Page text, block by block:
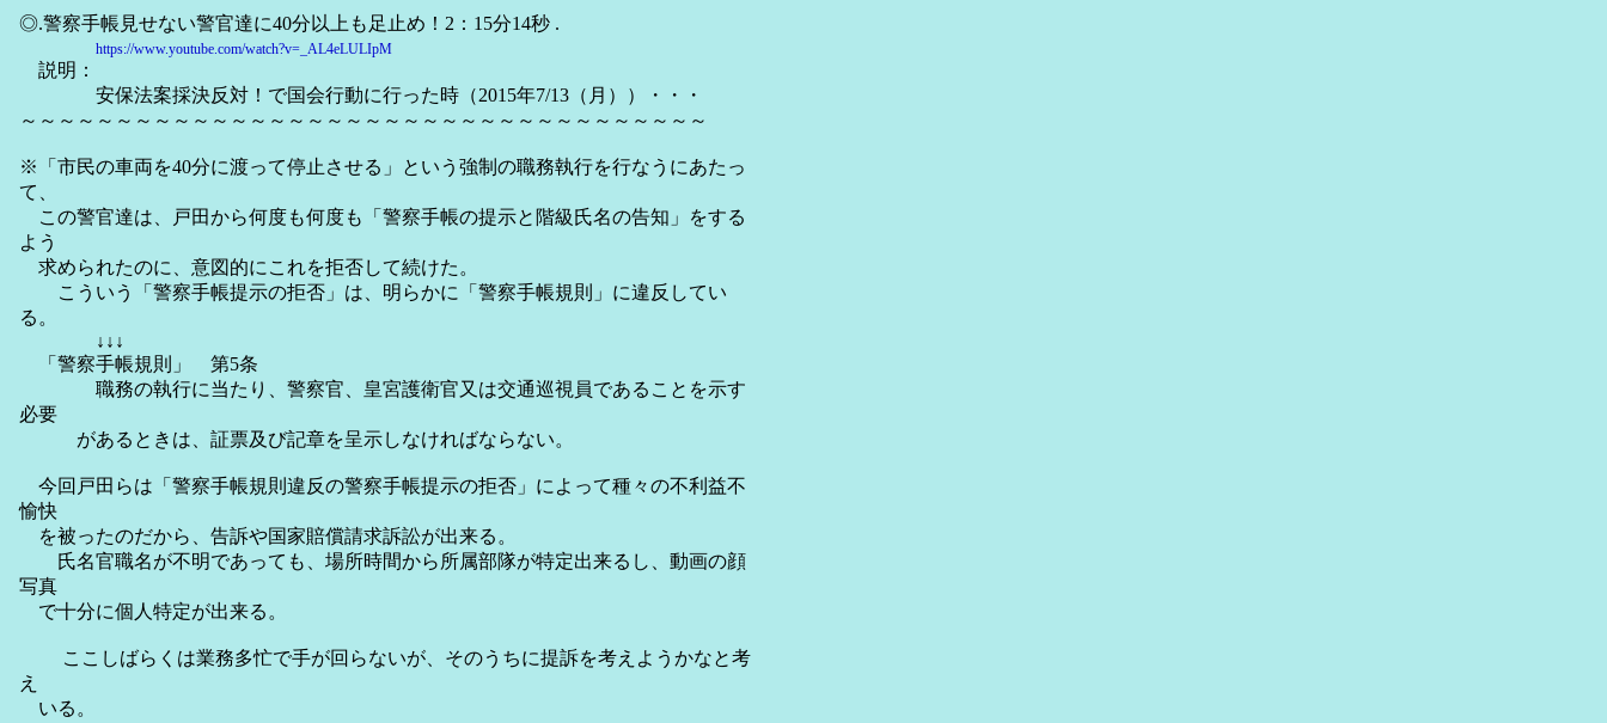
◎.警察手帳見せない警官達に40分以上も足止め！2：15分14秒 .
https://www.youtube.com/watch?v=_AL4eLULIpM
説明：
安保法案採決反対！で国会行動に行った時（2015年7/13（月））・・・
～～～～～～～～～～～～～～～～～～～～～～～～～～～～～～～～～～～～
※「市民の車両を40分に渡って停止させる」という強制の職務執行を行なうにあたっ
て、
この警官達は、戸田から何度も何度も「警察手帳の提示と階級氏名の告知」をする
よう
求められたのに、意図的にこれを拒否して続けた。
こういう「警察手帳提示の拒否」は、明らかに「警察手帳規則」に違反してい
る。
↓↓↓
「警察手帳規則」 第5条
職務の執行に当たり、警察官、皇宮護衛官又は交通巡視員であることを示す
必要
があるときは、証票及び記章を呈示しなければならない。
今回戸田らは「警察手帳規則違反の警察手帳提示の拒否」によって種々の不利益不
愉快
を被ったのだから、告訴や国家賠償請求訴訟が出来る。
氏名官職名が不明であっても、場所時間から所属部隊が特定出来るし、動画の顔
写真
で十分に個人特定が出来る。
ここしばらくは業務多忙で手が回らないが、そのうちに提訴を考えようかなと考
え
いる。